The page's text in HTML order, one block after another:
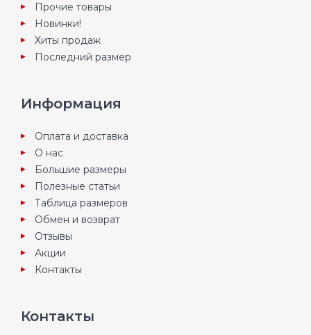
Прочие товары
Новинки!
Хиты продаж
Последний размер
Информация
Оплата и доставка
О нас
Большие размеры
Полезные статьи
Таблица размеров
Обмен и возврат
Отзывы
Акции
Контакты
Контакты